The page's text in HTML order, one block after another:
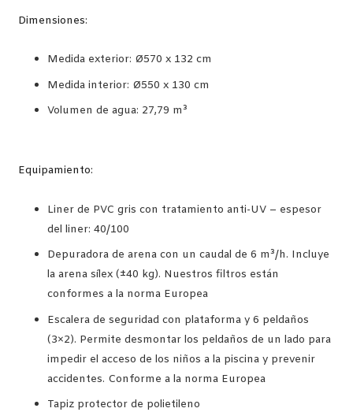
Dimensiones:
Medida exterior: Ø570 x 132 cm
Medida interior: Ø550 x 130 cm
Volumen de agua: 27,79 m³
Equipamiento:
Liner de PVC gris con tratamiento anti-UV – espesor
del liner: 40/100
Depuradora de arena con un caudal de 6 m³/h. Incluye
la arena sílex (±40 kg). Nuestros filtros están
conformes a la norma Europea
Escalera de seguridad con plataforma y 6 peldaños
(3×2). Permite desmontar los peldaños de un lado para
impedir el acceso de los niños a la piscina y prevenir
accidentes. Conforme a la norma Europea
Tapiz protector de polietileno